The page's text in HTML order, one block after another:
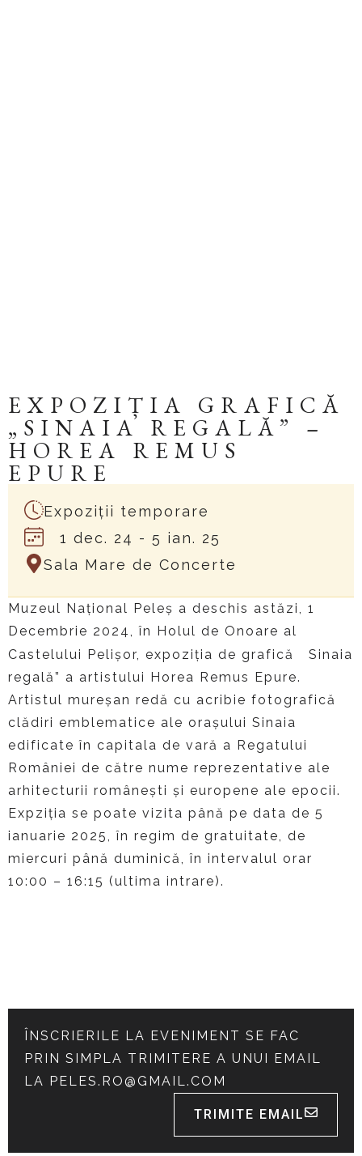
EXPOZIȚIA GRAFICĂ
„SINAIA REGALĂ” –
HOREA REMUS
EPURE
Expoziții temporare
1 dec. 24 - 5 ian. 25
Sala Mare de Concerte
Muzeul Național Peleș a deschis astăzi, 1
Decembrie 2024, în Holul de Onoare al
Castelului Pelișor, expoziția de grafică
Sinaia
regală” a artistului Horea Remus Epure.
Artistul mureșan redă cu acribie fotografică
clădiri emblematice ale orașului Sinaia
edificate în capitala de vară a Regatului
României de către nume reprezentative ale
arhitecturii românești și europene ale epocii.
Expziția se poate vizita până pe data de 5
ianuarie 2025, în regim de gratuitate, de
miercuri până duminică, în intervalul orar
10:00 – 16:15 (ultima intrare).
ÎNSCRIERILE LA EVENIMENT SE FAC
PRIN SIMPLA TRIMITERE A UNUI EMAIL
LA PELES.RO@GMAIL.COM
TRIMITE EMAIL